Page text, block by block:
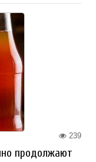
239
продолжают